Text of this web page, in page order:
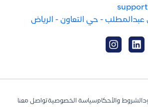
عبدالمطلب - حي التعاون - الرياض
الشروط والأحكامسياسة الخصوصيةتواصل معنا